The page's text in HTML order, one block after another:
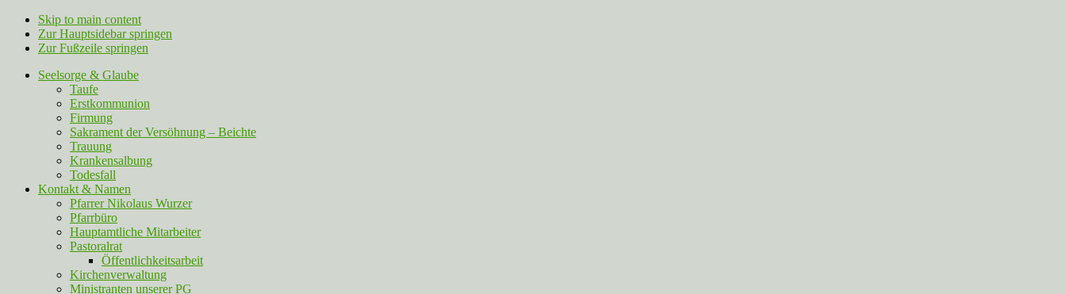
Skip to main content
Zur Hauptsidebar springen
Zur Fußzeile springen
Seelsorge & Glaube
Taufe
Erstkommunion
Firmung
Sakrament der Versöhnung – Beichte
Trauung
Krankensalbung
Todesfall
Kontakt & Namen
Pfarrer Nikolaus Wurzer
Pfarrbüro
Hauptamtliche Mitarbeiter
Pastoralrat
Öffentlichkeitsarbeit
Kirchenverwaltung
Ministranten unserer PG